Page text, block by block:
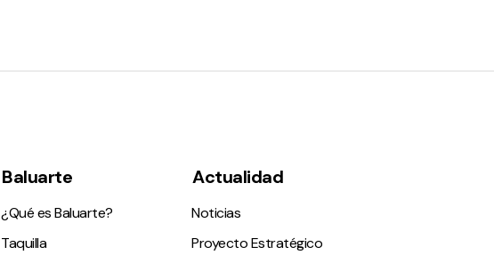
Baluarte
¿Qué es Baluarte?
Taquilla
Actualidad
Noticias
Proyecto Estratégico